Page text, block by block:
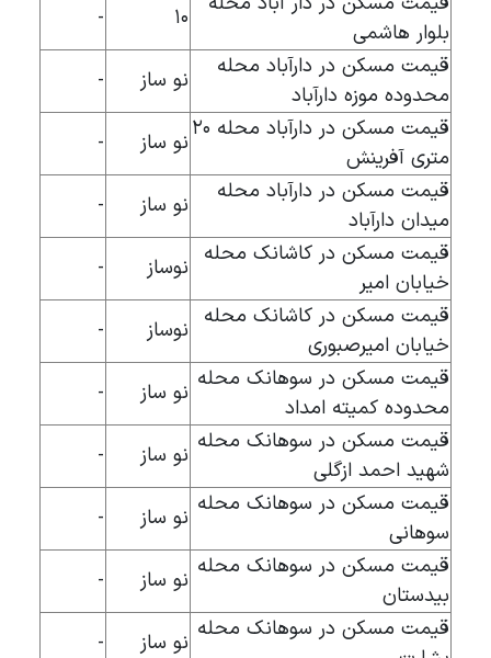
بلوار هاشمی
۱۰
-
قیمت مسکن در دارآباد محله
محدوده موزه دارآباد
نو ساز
-
قیمت مسکن در دارآباد محله ۲۰
متری آفرینش
نو ساز
-
قیمت مسکن در دارآباد محله
میدان دارآباد
نو ساز
-
قیمت مسکن در کاشانک محله
خیابان امیر
نوساز
-
قیمت مسکن در کاشانک محله
خیابان امیرصبوری
نوساز
-
قیمت مسکن در سوهانک محله
محدوده کمیته امداد
نو ساز
-
قیمت مسکن در سوهانک محله
شهید احمد ازگلی
نو ساز
-
قیمت مسکن در سوهانک محله
سوهانی
نو ساز
-
قیمت مسکن در سوهانک محله
بیدستان
نو ساز
-
قیمت مسکن در سوهانک محله نو ساز -